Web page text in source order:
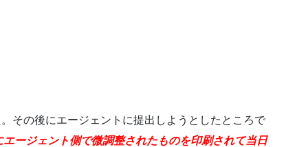
その後にエージェントに提出しようとしたところで
エージェント側で微調整されたものを印刷されて当日